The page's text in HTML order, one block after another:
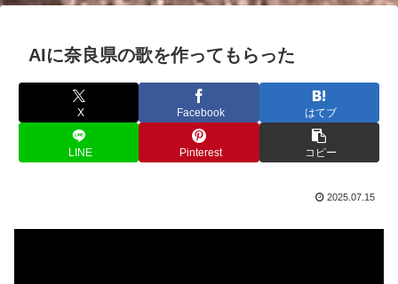
AIに奈良県の歌を作ってもらった
X Facebook はてブ
LINE Pinterest コピー
2025.07.15